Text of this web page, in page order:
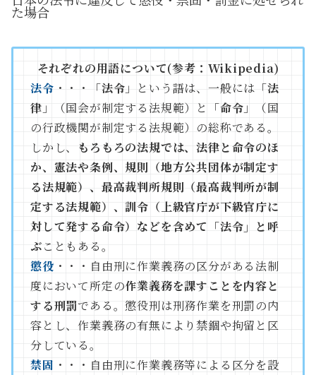
た場合
それぞれの用語について(参考：Wikipedia)
法令 ・・・「法令 」という語は、一般には「法
律 」（国会が制定する法規範）と「命令 」（国
の行政機関が制定する法規範）の総称である。
しかし、
もろもろの法規では、法律と命令のほ
か、憲法や条例、規則（地方公共団体が制定す
る法規範）、最高裁判所規則（最高裁判所が制
定する法規範）、訓令（上級官庁が下級官庁に
対して発する命令）などを含めて「法令」と呼
ぶこともある。
懲役 ・・・自由刑に作業義務の区分がある法制
度において所定の作業義務を課すことを内容と
する刑罰である。懲役刑は刑務作業を刑罰の内
容とし、作業義務の有無により禁錮や拘留と区
分している。
禁固 ・・・自由刑に作業義務等による区分を設